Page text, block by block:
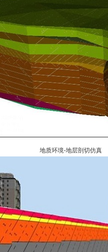
地质环境-地层剖切仿真